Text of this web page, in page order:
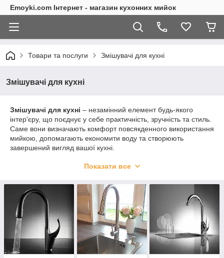
Emoyki.com Інтернет - магазин кухонних мийок
Товари та послуги Змішувачі для кухні
Змішувачі для кухні
Змішувачі для кухні – незамінний елемент будь-якого
інтер'єру, що поєднує у себе практичність, зручність та стиль.
Саме вони визначають комфорт повсякденного використання
мийкою, допомагають економити воду та створюють
завершений вигляд вашої кухні.
кухонних змішувачів від провідних виробників, перевірених
моделі, так і сучасні дизайнерські рішення, що гармонійно
поєднуються з гранітними та нержавіючими мийками.
Що ви знайдете у нашому асортименті:
Типи управління: одноважільні, ліктьові та
двовентильні моделі.
Встановлення: на кухонну мийку чи стінку на кухні.
Показати все